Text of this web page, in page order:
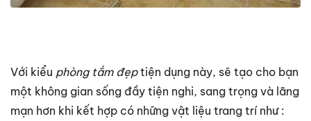
Với kiểu phòng tắm đẹptiện dụng này, sẽ tạo cho bạn
một không gian sống đầy tiện nghi, sang trọng và lãng
mạn hơn khi kết hợp có những vật liệu trang trí như :